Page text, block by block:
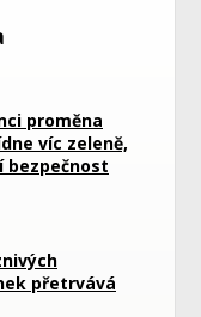
proměna
víc zeleně,
bezpečnost
přetrvává